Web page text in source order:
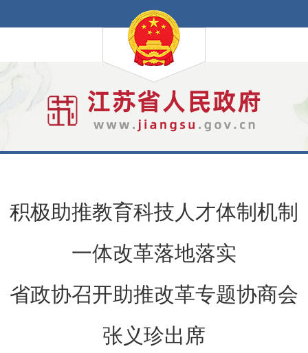
积极助推教育科技人才体制机制
一体改革落地落实
省政协召开助推改革专题协商会
张义珍出席